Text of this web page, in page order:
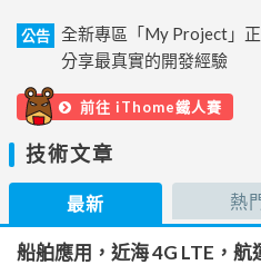
公告
全新專區「My Project」
分享最真實的開發經驗
前往 iThome鐵人賽
技術文章
最新 熱
船舶應用，近海 4G LTE，航